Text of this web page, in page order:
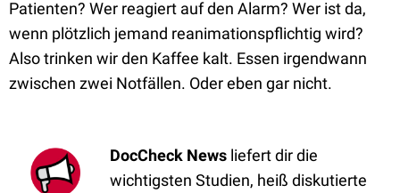
Patienten? Wer reagiert auf den Alarm? Wer ist da,
wenn plötzlich jemand reanimationspflichtig wird?
Also trinken wir den Kaffee kalt. Essen irgendwann
zwischen zwei Notfällen. Oder eben gar nicht.
DocCheck News liefert dir die
wichtigsten Studien, heiß diskutierte